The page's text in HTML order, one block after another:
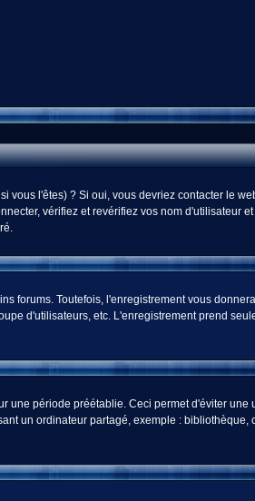
vous l'êtes) ? Si oui, vous devriez contacter le
vérifiez et revérifiez vos nom d'utilisateur
forums. Toutefois, l'enregistrement vous
d'utilisateurs, etc. L'enregistrement prend
une période préétablie. Ceci permet d'éviter une
un ordinateur partagé, exemple : bibliothèque,